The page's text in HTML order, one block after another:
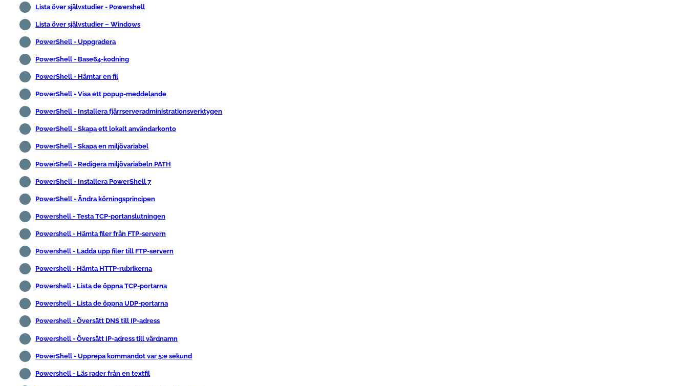
Lista över självstudier - Powershell
Lista över självstudier – Windows
PowerShell - Uppgradera
PowerShell - Base64-kodning
PowerShell - Hämtar en fil
PowerShell - Visa ett popup-meddelande
PowerShell - Installera fjärrserveradministrationsverktygen
PowerShell - Skapa ett lokalt användarkonto
PowerShell - Skapa en miljövariabel
PowerShell - Redigera miljövariabeln PATH
PowerShell - Installera PowerShell 7
PowerShell - Ändra körningsprincipen
Powershell - Testa TCP-portanslutningen
Powershell - Hämta filer från FTP-servern
Powershell - Ladda upp filer till FTP-servern
Powershell - Hämta HTTP-rubrikerna
Powershell - Lista de öppna TCP-portarna
Powershell - Lista de öppna UDP-portarna
Powershell - Översätt DNS till IP-adress
Powershell - Översätt IP-adress till värdnamn
PowerShell - Upprepa kommandot var 5:e sekund
Powershell - Läs rader från en textfil